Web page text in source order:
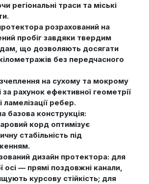
регіональні траси та міські
розрахований на
пробіг завдяки твердим
що дозволяють досягати
без передчасного
на сухому та мокрому
за рахунок ефективної геометрії
ламелізації ребер.
базова конструкція:
корд оптимізує
стабільність під
дизайн протектора: для
осі — прямі поздовжні канали,
курсову стійкість; для